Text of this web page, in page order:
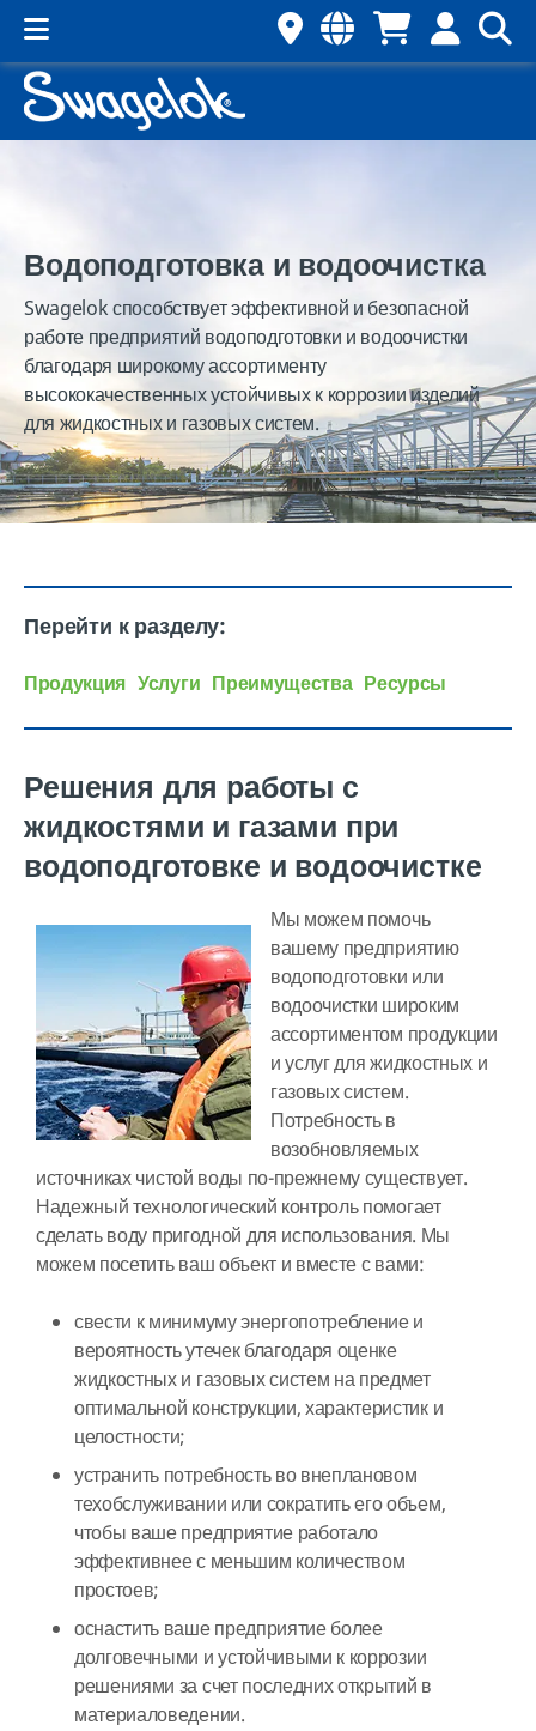
Водоподготовка и водоочистка
Swagelok способствует эффективной и безопасной
работе предприятий водоподготовки и водоочистки
благодаря широкому ассортименту
высококачественных устойчивых к коррозии изделий
для жидкостных и газовых систем.
Перейти к разделу:
Продукция Услуги Преимущества Ресурсы
Решения для работы с
жидкостями и газами при
водоподготовке и водоочистке
Мы можем помочь
вашему предприятию
водоподготовки или
водоочистки широким
ассортиментом продукции
и услуг для жидкостных и
газовых систем.
Потребность в
возобновляемых
источниках чистой воды по-прежнему существует.
Надежный технологический контроль помогает
сделать воду пригодной для использования. Мы
можем посетить ваш объект и вместе с вами:
свести к минимуму энергопотребление и
вероятность утечек благодаря оценке
жидкостных и газовых систем на предмет
оптимальной конструкции, характеристик и
целостности;
устранить потребность во внеплановом
техобслуживании или сократить его объем,
чтобы ваше предприятие работало
эффективнее с меньшим количеством
простоев;
оснастить ваше предприятие более
долговечными и устойчивыми к коррозии
решениями за счет последних открытий в
материаловедении.